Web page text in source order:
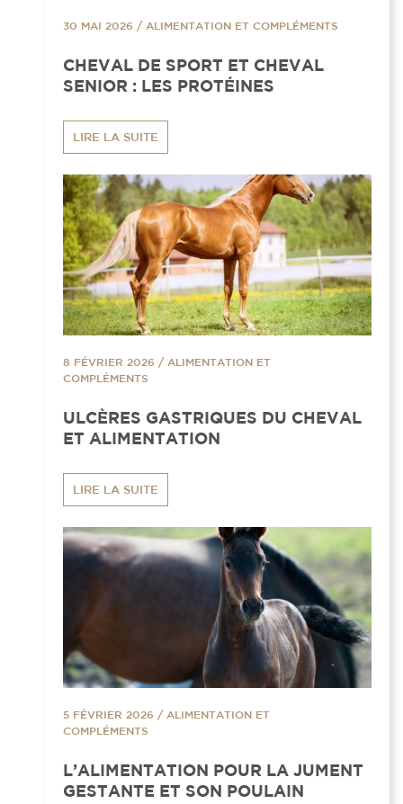
30 MAI 2026 / ALIMENTATION ET COMPLÉMENTS
CHEVAL DE SPORT ET CHEVAL
SENIOR : LES PROTÉINES
LIRE LA SUITE
8 FÉVRIER 2026 / ALIMENTATION ET
COMPLÉMENTS
ULCÈRES GASTRIQUES DU CHEVAL
ET ALIMENTATION
LIRE LA SUITE
5 FÉVRIER 2026 / ALIMENTATION ET
COMPLÉMENTS
L’ALIMENTATION POUR LA JUMENT
GESTANTE ET SON POULAIN